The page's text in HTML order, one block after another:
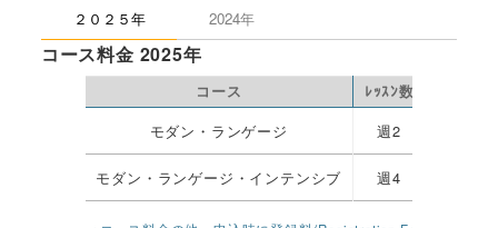
２０２５年 2024年
コース料金 2025年
コース ﾚｯｽﾝ数
モダン・ランゲージ 週2
モダン・ランゲージ・インテンシブ 週4